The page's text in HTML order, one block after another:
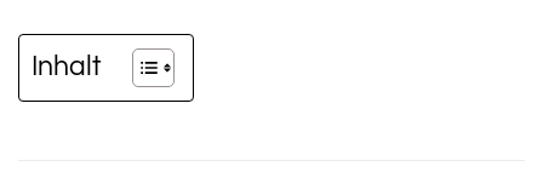
Inhalt